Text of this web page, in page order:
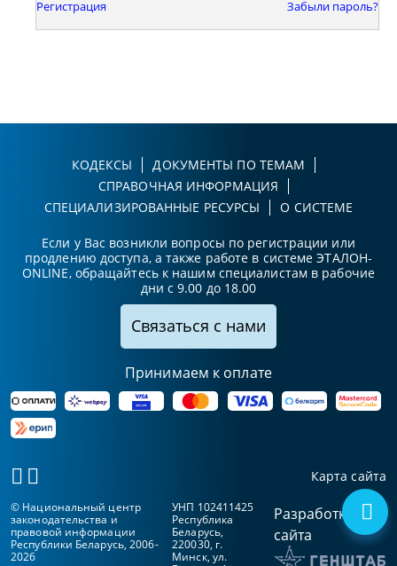
Регистрация Забыли пароль?
КОДЕКСЫ
ДОКУМЕНТЫ ПО ТЕМАМ
СПРАВОЧНАЯ ИНФОРМАЦИЯ
СПЕЦИАЛИЗИРОВАННЫЕ РЕСУРСЫ
О СИСТЕМЕ
Если у Вас возникли вопросы по регистрации или
продлению доступа, а также работе в системе ЭТАЛОН-
ONLINE, обращайтесь к нашим специалистам в рабочие
дни с 9.00 до 18.00
Связаться с нами
Принимаем к оплате
Карта сайта
© Национальный центр
законодательства и
правовой информации
Республики Беларусь, 2006-
2026
УНП 102411425
Республика
Беларусь,
220030, г.
Минск, ул.
Разработка
сайта